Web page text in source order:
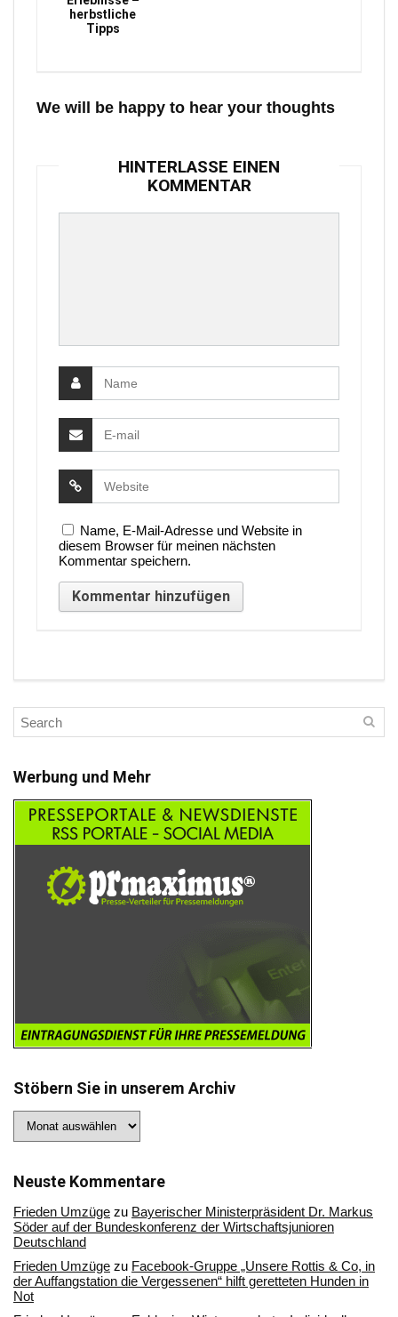
herbstliche
Tipps
We will be happy to hear your thoughts
HINTERLASSE EINEN
KOMMENTAR
Name, E-Mail-Adresse und Website in
diesem Browser für meinen nächsten
Kommentar speichern.
Werbung und Mehr
Stöbern Sie in unserem Archiv
Sie
Archiv
Neuste Kommentare
Frieden Umzüge zu Bayerischer Ministerpräsident Dr. Markus
Söder auf der Bundeskonferenz der Wirtschaftsjunioren
Deutschland
Frieden Umzüge zu Facebook-Gruppe „Unsere Rottis & Co, in
der Auffangstation die Vergessenen“ hilft geretteten Hunden in
Not